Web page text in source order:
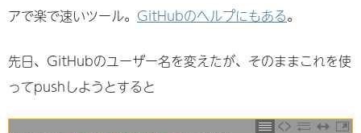
アで楽で速いツール。 GitHubのヘルプにもある。
先日、GitHubのユーザー名を変えたが、そのままこれを使
ってpushしようとすると